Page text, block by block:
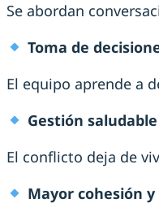
Se abordan
Toma de
El equipo aprende a
Gestión
El conflicto deja de
Mayor cohesión